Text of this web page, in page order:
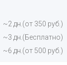
~2 дн.(от 350 руб.)
~3 дн.(Бесплатно)
~6 дн.(от 500 руб.)